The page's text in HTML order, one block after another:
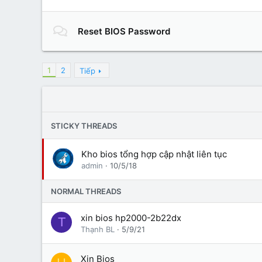
Reset BIOS Password
1 2 Tiếp
STICKY THREADS
Kho bios tổng hợp cập nhật liên tục
admin 10/5/18
NORMAL THREADS
T xin bios hp2000-2b22dx
Thạnh BL 5/9/21
Xin Bios